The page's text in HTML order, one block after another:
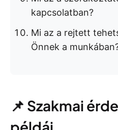
kapcsolatban?
Mi az a rejtett
Önnek a
📌 Szakmai